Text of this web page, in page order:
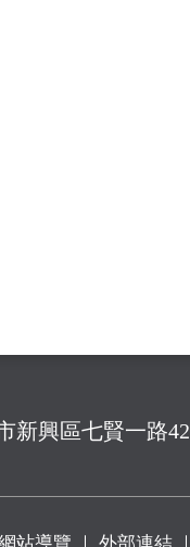
新興區七賢一路